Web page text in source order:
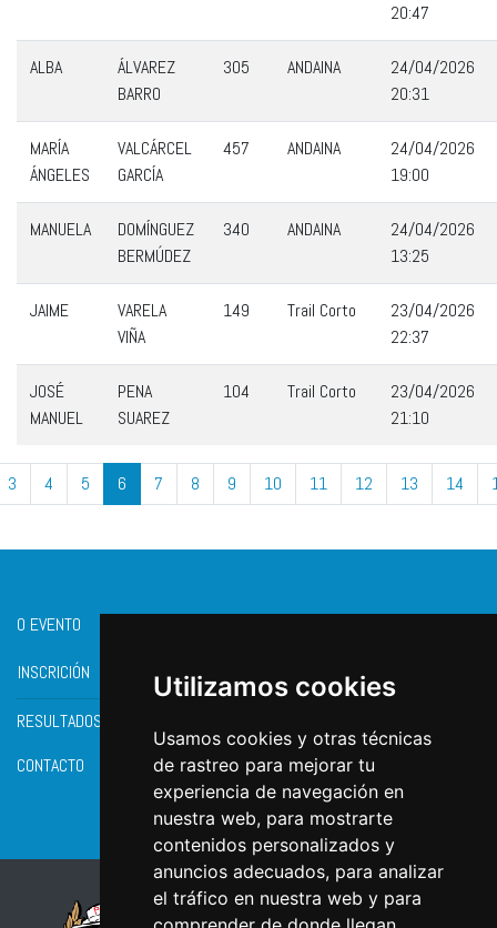
Utilizamos cookies
Usamos cookies y otras técnicas
de rastreo para mejorar tu
experiencia de navegación en
nuestra web, para mostrarte
contenidos personalizados y
anuncios adecuados, para analizar
el tráfico en nuestra web y para
20:47
ALBA
ÁLVAREZ
BARRO
305 ANDAINA
24/04/2026
20:31
MARÍA
ÁNGELES
VALCÁRCEL
GARCÍA
457 ANDAINA
24/04/2026
19:00
MANUELA
DOMÍNGUEZ
BERMÚDEZ
340 ANDAINA
24/04/2026
13:25
JAIME
VARELA
VIÑA
149 Trail Corto
23/04/2026
22:37
JOSÉ
MANUEL
PENA
SUAREZ
104 Trail Corto
23/04/2026
21:10
3 4 5 6 7 8 9 10 11 12 13 14
O EVENTO
INSCRICIÓN
RESULTADOS
CONTACTO